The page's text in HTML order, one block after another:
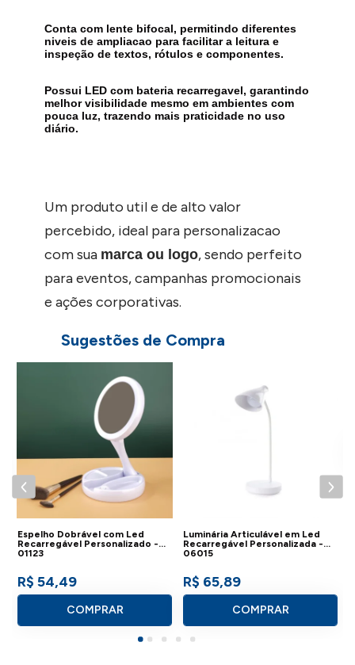
Conta com lente bifocal, permitindo diferentes
niveis de ampliacao para facilitar a leitura e
inspeção de textos, rótulos e componentes.
Possui LED com bateria recarregavel, garantindo
melhor visibilidade mesmo em ambientes com
pouca luz, trazendo mais praticidade no uso
diário.
Um produto util e de alto valor
percebido, ideal para personalizacao
com sua marca ou logo, sendo perfeito
para eventos, campanhas promocionais
e ações corporativas.
Sugestões de Compra
Espelho Dobrável com Led
Recarregável Personalizado -
01123
R$ 54,49
COMPRAR
Luminária Articulável em Led
Recarregável Personalizada -
06015
R$ 65,89
COMPRAR